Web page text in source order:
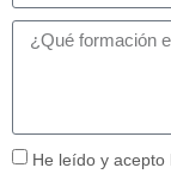
He leído y acepto